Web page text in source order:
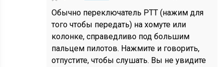
Обычно переключатель PTT (нажим для
того чтобы передать) на хомуте или
колонке, справедливо под большим
пальцем пилотов. Нажмите и говорить,
отпустите, чтобы слушать. Вы не увидите